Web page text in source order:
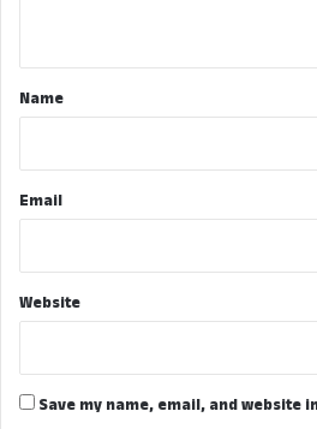
*Name
Email
Website
Save my name, email, and website